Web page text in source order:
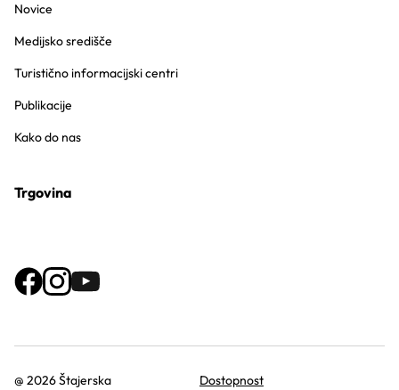
Novice
Medijsko središče
Turistično informacijski centri
Publikacije
Kako do nas
Trgovina
@ 2026 Štajerska Dostopnost